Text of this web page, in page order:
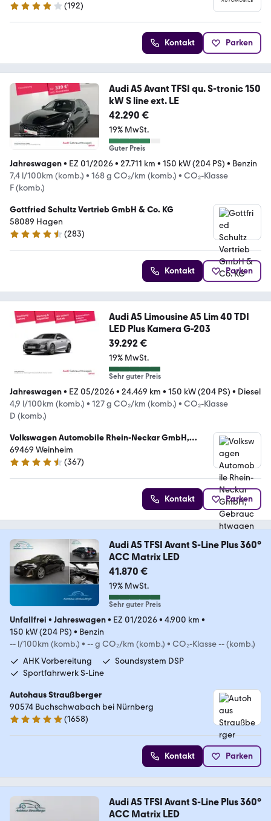
4.1 Sterne
(192)
Kontakt Parken
Audi A5 Avant TFSI qu. S-tronic 150
kW S line ext. LE
42.290 €
19% MwSt.
Guter Preis
Jahreswagen• EZ 01/2026• 27.711 km • 150 kW (204 PS) • Benzin
7,4 l/100km (komb.) • 168 g CO₂/km (komb.) • CO₂-Klasse
F (komb.)
Gottfried Schultz Vertrieb GmbH & Co. KG
58089 Hagen
4.6 Sterne
(283)
Kontakt Parken
Audi A5 Limousine A5 Lim 40 TDI
LED Plus Kamera G-203
39.292 €
19% MwSt.
Sehr guter Preis
Jahreswagen• EZ 05/2026• 24.469 km • 150 kW (204 PS) • Diesel
4,9 l/100km (komb.) • 127 g CO₂/km (komb.) • CO₂-Klasse
D (komb.)
Volkswagen Automobile Rhein-Neckar GmbH,
Gebrauchtwagenteam
69469 Weinheim
4.5 Sterne
(367)
Kontakt Parken
Audi A5 TFSI Avant S-Line Plus 360°
ACC Matrix LED
41.870 €
19% MwSt.
Sehr guter Preis
Unfallfrei • Jahreswagen• EZ 01/2026• 4.900 km •
150 kW (204 PS) • Benzin
-- l/100km (komb.) • -- g CO₂/km (komb.) • CO₂-Klasse -- (komb.)
AHK Vorbereitung
Soundsystem DSP
Sportfahrwerk S-Line
Autohaus Straußberger
90574 Buchschwabach bei Nürnberg
4.9 Sterne
(1658)
Kontakt Parken
Audi A5 TFSI Avant S-Line Plus 360°
ACC Matrix LED